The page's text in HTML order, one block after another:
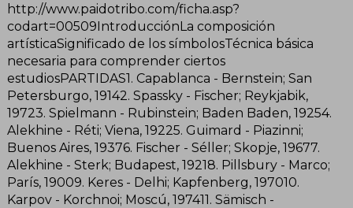
http://www.paidotribo.com/ficha.asp?
codart=00509IntroducciónLa composición
artísticaSignificado de los símbolosTécnica básica
necesaria para comprender ciertos
estudiosPARTIDAS1. Capablanca - Bernstein; San
Petersburgo, 19142. Spassky - Fischer; Reykjabik,
19723. Spielmann - Rubinstein; Baden Baden, 19254.
Alekhine - Réti; Viena, 19225. Guimard - Piazinni;
Buenos Aires, 19376. Fischer - Séller; Skopje, 19677.
Alekhine - Sterk; Budapest, 19218. Pillsbury - Marco;
París, 19009. Keres - Delhi; Kapfenberg, 197010.
Karpov - Korchnoi; Moscú, 197411. Sämisch -